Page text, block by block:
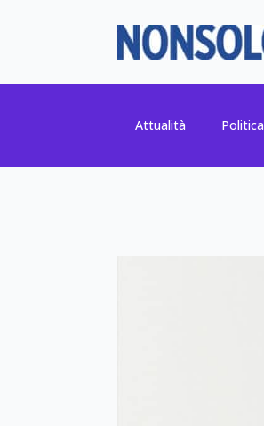
Attualità Politica